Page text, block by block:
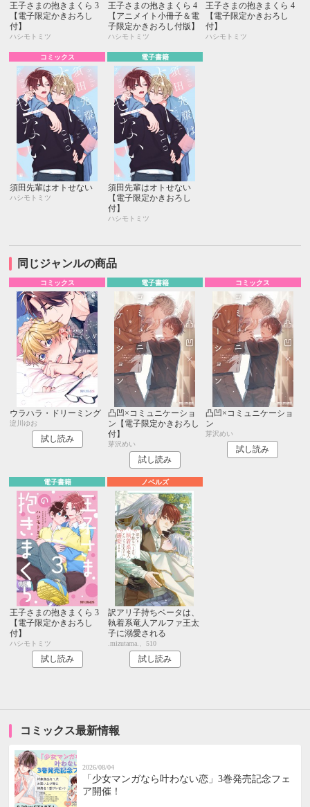
王子さまの抱きまくら 3
【電子限定かきおろし
付】
ハシモトミツ
王子さまの抱きまくら 4
【アニメイト小冊子＆電
子限定かきおろし付版】
ハシモトミツ
王子さまの抱きまくら 4
【電子限定かきおろし
付】
ハシモトミツ
コミックス
須田先輩はオトせない
ハシモトミツ
電子書籍
須田先輩はオトせない
【電子限定かきおろし
付】
ハシモトミツ
同じジャンルの商品
コミックス
ウラハラ・ドリーミング
淀川ゆお
試し読み
電子書籍
凸凹×コミュニケーショ
ン【電子限定かきおろし
付】
芽沢めい
試し読み
コミックス
凸凹×コミュニケーショ
ン
芽沢めい
試し読み
電子書籍
王子さまの抱きまくら 3
【電子限定かきおろし
付】
ハシモトミツ
試し読み
ノベルズ
訳アリ子持ちベータは、
執着系竜人アルファ王太
子に溺愛される
.mizutama.、510
試し読み
コミックス最新情報
2026/08/04
「少女マンガなら叶わない恋」3巻発売記念フェ
ア開催！